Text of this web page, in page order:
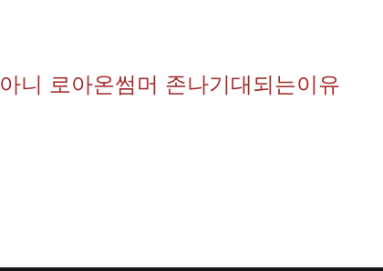
아니 로아온썸머 존나기대되는이유